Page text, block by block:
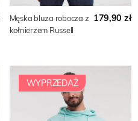
Męska bluza robocza z
kołnierzem Russell
179,90 zł
WYPRZEDAŻ